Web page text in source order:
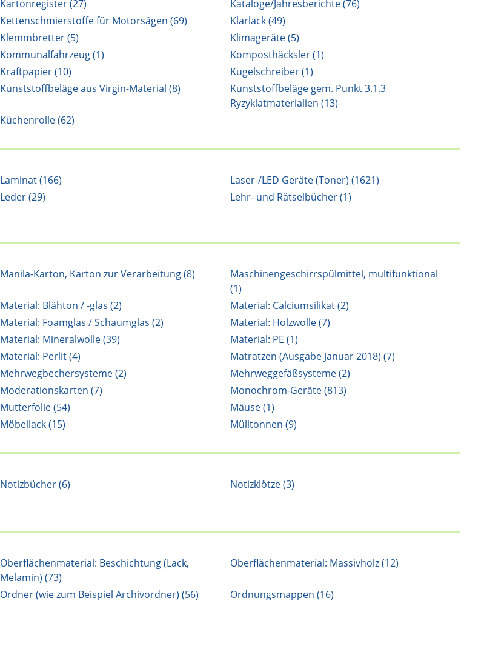
Kartonregister (27)
Kataloge/Jahresberichte (76)
Kettenschmierstoffe für Motorsägen (69)
Klarlack (49)
Klemmbretter (5)
Klimageräte (5)
Kommunalfahrzeug (1)
Komposthäcksler (1)
Kraftpapier (10)
Kugelschreiber (1)
Kunststoffbeläge aus Virgin-Material (8)
Kunststoffbeläge gem. Punkt 3.1.3
Ryzyklatmaterialien (13)
Küchenrolle (62)
Laminat (166)
Laser-/LED Geräte (Toner) (1621)
Leder (29)
Lehr- und Rätselbücher (1)
Manila-Karton, Karton zur Verarbeitung (8)
Maschinengeschirrspülmittel, multifunktional
(1)
Material: Blähton / -glas (2)
Material: Calciumsilikat (2)
Material: Foamglas / Schaumglas (2)
Material: Holzwolle (7)
Material: Mineralwolle (39)
Material: PE (1)
Material: Perlit (4)
Matratzen (Ausgabe Januar 2018) (7)
Mehrwegbechersysteme (2)
Mehrweggefäßsysteme (2)
Moderationskarten (7)
Monochrom-Geräte (813)
Mutterfolie (54)
Mäuse (1)
Möbellack (15) Mülltonnen (9)
Notizbücher (6) Notizklötze (3)
Oberflächenmaterial: Beschichtung (Lack,
Melamin) (73)
Oberflächenmaterial: Massivholz (12)
Ordner (wie zum Beispiel Archivordner) (56) Ordnungsmappen (16)